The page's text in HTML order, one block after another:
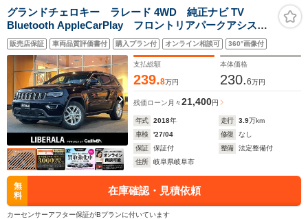
グランドチェロキー ラレード 4WD 純正ナビ TV
Bluetooth AppleCarPlay フロントリアパークアシス
ト ブラインドスポットモニター レインブレーキサポ
ート レディアラートブレーキ クルーズコントロール
バイキセノンヘッドライト
販売店保証 車両品質評価書付 購入プラン付 オンライン相談可 360°画像付
支払総額
239.8万円
本体価格
230.6万円
残価ローン 月々21,400円
年式 2018年 走行 3.9万km
車検
'27/04 修復
なし
保証
保証付 整備
法定整備付
住所
岐阜県岐阜市
無
料
在庫確認・見積依頼
カーセンサーアフター保証がBプランに付いています